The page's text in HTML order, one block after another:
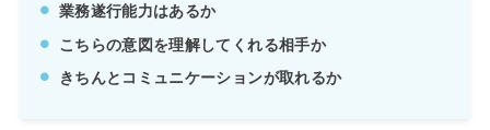
業務遂行能力はあるか
こちらの意図を理解してくれる相手か
きちんとコミュニケーションが取れるか